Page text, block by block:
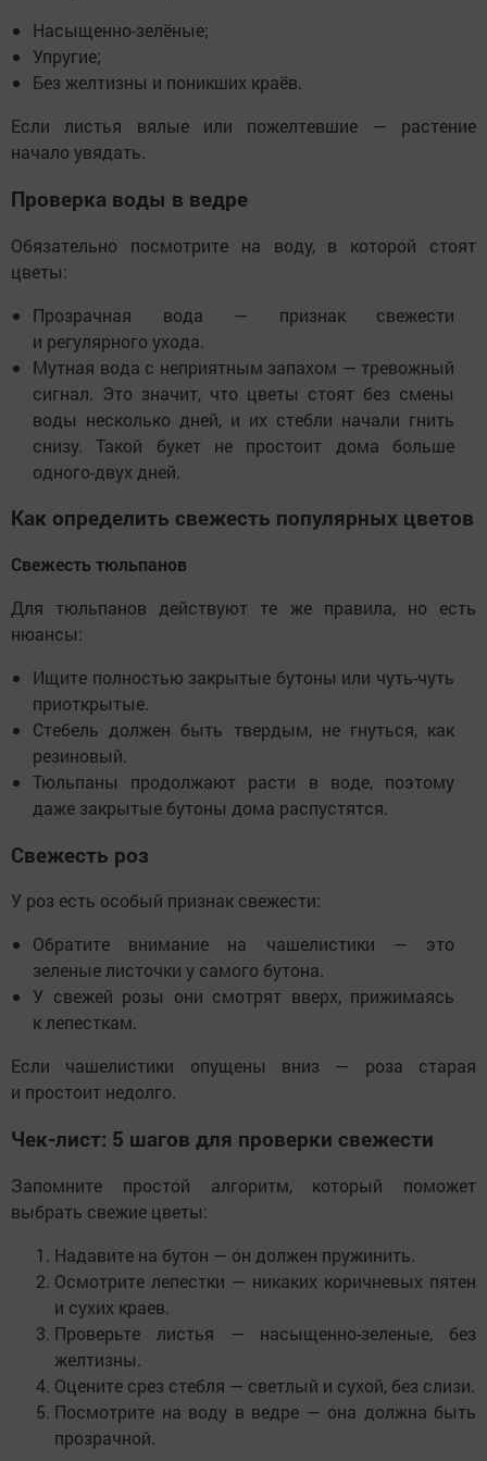
Насыщенно-зелёные;
Упругие;
Без желтизны и поникших краёв.
Если листья вялые или пожелтевшие — растение
начало увядать.
Проверка воды в ведре
Обязательно посмотрите на воду, в которой стоят
цветы:
Прозрачная вода — признак свежести
и регулярного ухода.
Мутная вода с неприятным запахом — тревожный
сигнал. Это значит, что цветы стоят без смены
воды несколько дней, и их стебли начали гнить
снизу. Такой букет не простоит дома больше
одного-двух дней.
Как определить свежесть популярных цветов
Свежесть тюльпанов
Для тюльпанов действуют те же правила, но есть
нюансы:
Ищите полностью закрытые бутоны или чуть-чуть
приоткрытые.
Стебель должен быть твердым, не гнуться, как
резиновый.
Тюльпаны продолжают расти в воде, поэтому
даже закрытые бутоны дома распустятся.
Свежесть роз
У роз есть особый признак свежести:
Обратите внимание на чашелистики — это
зеленые листочки у самого бутона.
У свежей розы они смотрят вверх, прижимаясь
к лепесткам.
Если чашелистики опущены вниз — роза старая
и простоит недолго.
Чек-лист: 5 шагов для проверки свежести
Запомните простой алгоритм, который поможет
выбрать свежие цветы:
Надавите на бутон — он должен пружинить.
Осмотрите лепестки — никаких коричневых пятен
и сухих краев.
Проверьте листья — насыщенно-зеленые, без
желтизны.
Оцените срез стебля — светлый и сухой, без слизи.
Посмотрите на воду в ведре — она должна быть
прозрачной.